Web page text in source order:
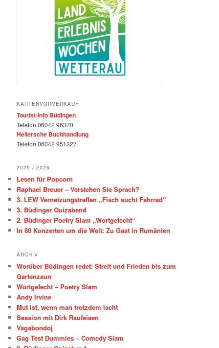
KARTENVORVERKAUF
Tourist-Info Büdingen
Telefon 06042 96370
Hellersche Buchhandlung
Telefon 06042 951327
2025 / 2026
Lesen für Popcorn
Raphael Breuer – Verstehen Sie Sprach?
3. LEW Vernetzungstreffen „Fisch sucht Fahrrad“
3. Büdinger Quizabend
2. Büdinger Poetry Slam „Wortgefecht“
In 80 Konzerten um die Welt: Zu Gast in Rumänien
ARCHIV
Worüber Büdingen redet: Streit und Frieden bis zum
Gartenzaun
Wortgefecht – Poetry Slam
Andy Irvine
Mut ist, wenn man trotzdem lacht
Session mit Dirk Raufeisen
Vagabondoj
Gag Test Dummies – Comedy Slam